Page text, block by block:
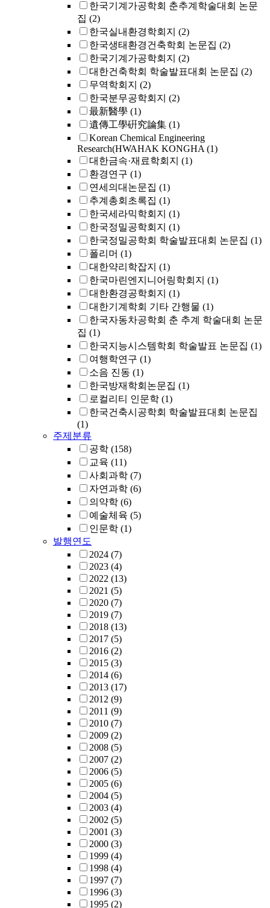
한국기계가공학회 춘추계학술대회 논문
집 (2)
한국실내환경학회지 (2)
한국생태환경건축학회 논문집 (2)
한국기계가공학회지 (2)
대한건축학회 학술발표대회 논문집 (2)
무역학회지 (2)
한국분무공학회지 (2)
最新醫學 (1)
遺傳工學硏究論集 (1)
Korean Chemical Engineering
Research(HWAHAK KONGHA (1)
대한금속·재료학회지 (1)
환경연구 (1)
연세의대논문집 (1)
추계총회초록집 (1)
한국세라믹학회지 (1)
한국정밀공학회지 (1)
한국정밀공학회 학술발표대회 논문집 (1)
폴리머 (1)
대한약리학잡지 (1)
한국마린엔지니어링학회지 (1)
대한환경공학회지 (1)
대한기계학회 기타 간행물 (1)
한국자동차공학회 춘 추계 학술대회 논문
집 (1)
한국지능시스템학회 학술발표 논문집 (1)
여행학연구 (1)
소음 진동 (1)
한국방재학회논문집 (1)
로컬리티 인문학 (1)
한국건축시공학회 학술발표대회 논문집
(1)
주제분류
공학 (158)
교육 (11)
사회과학 (7)
자연과학 (6)
의약학 (6)
예술체육 (5)
인문학 (1)
발행연도
2024 (7)
2023 (4)
2022 (13)
2021 (5)
2020 (7)
2019 (7)
2018 (13)
2017 (5)
2016 (2)
2015 (3)
2014 (6)
2013 (17)
2012 (9)
2011 (9)
2010 (7)
2009 (2)
2008 (5)
2007 (2)
2006 (5)
2005 (6)
2004 (5)
2003 (4)
2002 (5)
2001 (3)
2000 (3)
1999 (4)
1998 (4)
1997 (7)
1996 (3)
1995 (2)